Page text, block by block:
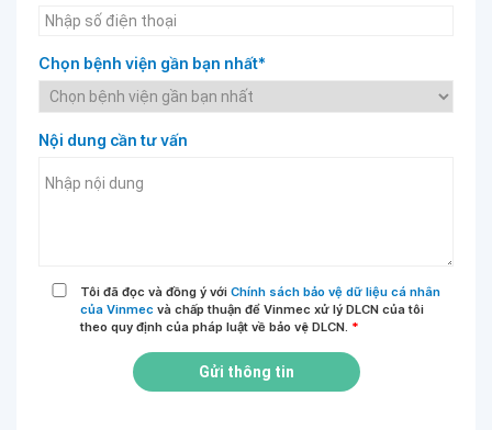
Chọn bệnh viện gần bạn nhất*
Nội dung cần tư vấn
Tôi đã đọc và đồng ý với Chính sách bảo vệ dữ liệu cá nhân
của Vinmec và chấp thuận để Vinmec xử lý DLCN của tôi
theo quy định của pháp luật về bảo vệ DLCN. *
Gửi thông tin